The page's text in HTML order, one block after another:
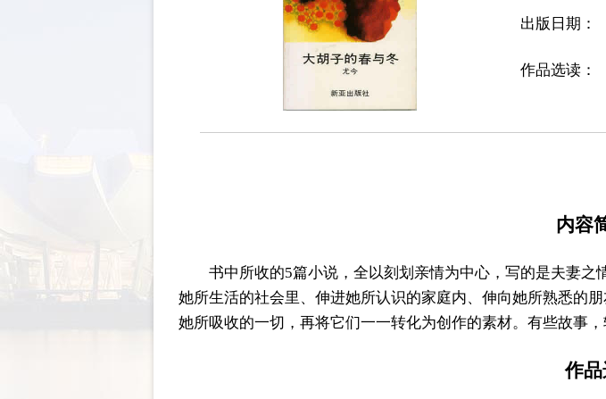
出版日期：
作品选读：
内容
书中所收的5篇小说，全以刻划亲情为中心，写的是夫妻
她所生活的社会里、伸进她所认识的家庭内、伸向她所熟悉的
她所吸收的一切，再将它们一一转化为创作的素材。有些故事，
作